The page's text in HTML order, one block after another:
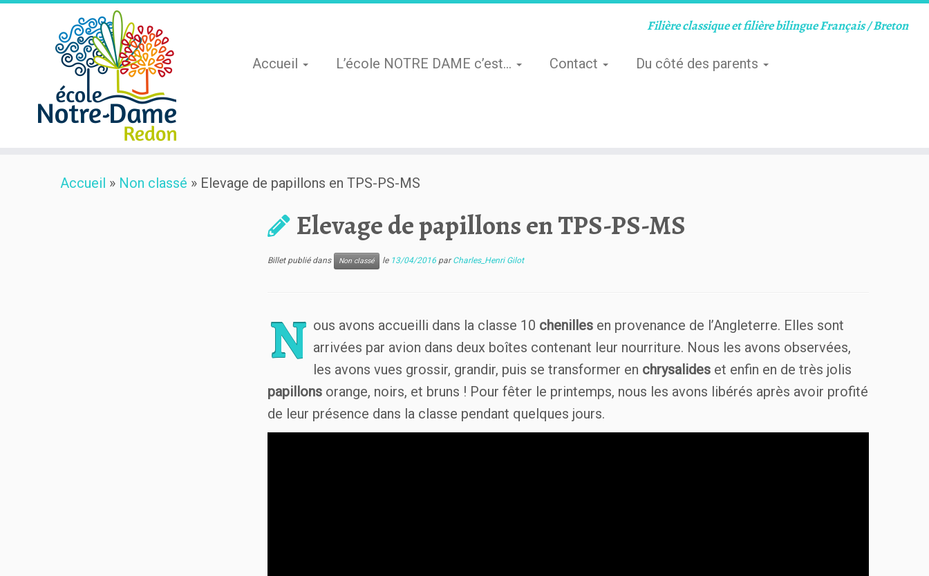
Filière classique et filière bilingue Français / Breton
Accueil L’école NOTRE DAME c’est… Contact Du côté des parents
Accueil » Non classé » Elevage de papillons en TPS-PS-MS
Elevage de papillons en TPS-PS-MS
Billet publié dans Non classé le 13/04/2016 parCharles_Henri Gilot
N ous avons accueilli dans la classe 10 chenilles en provenance de l’Angleterre. Elles sont
arrivées par avion dans deux boîtes contenant leur nourriture. Nous les avons observées,
les avons vues grossir, grandir, puis se transformer en chrysalides et enfin en de très jolis
papillons orange, noirs, et bruns ! Pour fêter le printemps, nous les avons libérés après avoir profité
de leur présence dans la classe pendant quelques jours.